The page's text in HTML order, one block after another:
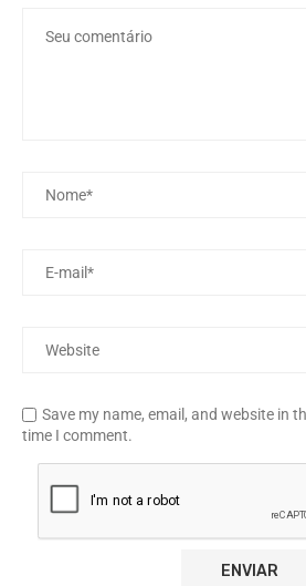
Save my name, email, and website in
time I comment.